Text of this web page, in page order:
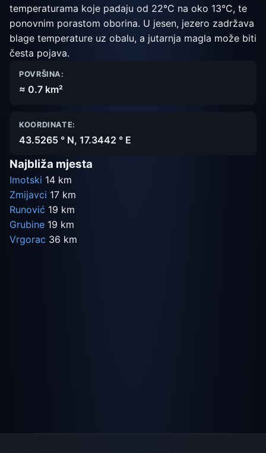
temperaturama koje padaju od 22°C na oko 13°C, te
ponovnim porastom oborina. U jesen, jezero zadržava
blage temperature uz obalu, a jutarnja magla može biti
česta pojava.
POVRŠINA:
≈ 0.7 km²
KOORDINATE:
43.5265 ° N, 17.3442 ° E
Najbliža mjesta
Imotski 14 km
Zmijavci 17 km
Runović 19 km
Grubine 19 km
Vrgorac 36 km